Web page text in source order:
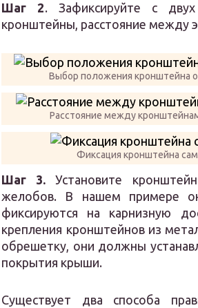
Шаг 2. Зафиксируйте с
кронштейны, расстояние между
Выбор положения кронштейна
Расстояние между
Фиксация кронштейна
Шаг 3. Установите
желобов. В нашем примере
фиксируются на карнизную
крепления кронштейнов из
обрешетку, они должны
покрытия крыши.
Существует два способа